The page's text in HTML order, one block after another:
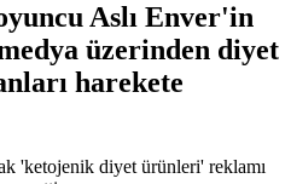
Aslı Enver'in
üzerinden diyet
harekete
'ketojenik diyet ürünleri' reklamı